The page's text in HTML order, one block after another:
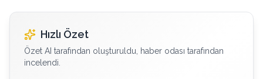
Hızlı Özet
Özet AI tarafından oluşturuldu, haber odası tarafından
incelendi.